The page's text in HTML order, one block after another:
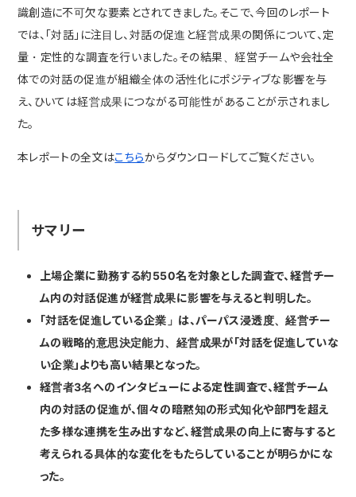
識創造に不可欠な要素とされてきました。そこで、今回のレポート
では、「対話」に注目し、対話の促進と経営成果の関係について、定
量・定性的な調査を行いました。その結果、経営チームや会社全
体での対話の促進が組織全体の活性化にポジティブな影響を与
え、ひいては経営成果につながる可能性があることが示されまし
た。
本レポートの全文はこちらからダウンロードしてご覧ください。
サマリー
上場企業に勤務する約550名を対象とした調査で、経営チー
ム内の対話促進が経営成果に影響を与えると判明した。
「対話を促進している企業」は、パーパス浸透度、経営チー
ムの戦略的意思決定能力、経営成果が「対話を促進していな
い企業」よりも高い結果となった。
経営者3名へのインタビューによる定性調査で、経営チーム
内の対話の促進が、個々の暗黙知の形式知化や部門を超え
た多様な連携を生み出すなど、経営成果の向上に寄与すると
考えられる具体的な変化をもたらしていることが明らかにな
った。